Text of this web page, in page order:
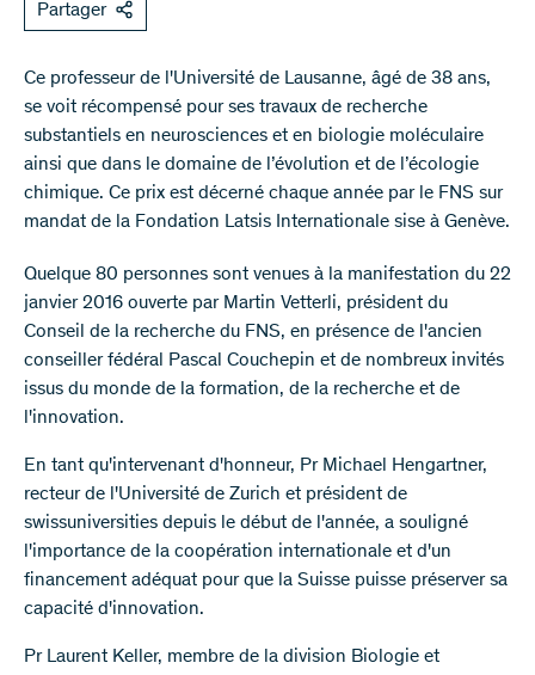
Partager
Ce professeur de l'Université de Lausanne, âgé de 38 ans,
se voit récompensé pour ses travaux de recherche
substantiels en neurosciences et en biologie moléculaire
ainsi que dans le domaine de l’évolution et de l’écologie
chimique. Ce prix est décerné chaque année par le FNS sur
mandat de la Fondation Latsis Internationale sise à Genève.
Quelque 80 personnes sont venues à la manifestation du 22
janvier 2016 ouverte par Martin Vetterli, président du
Conseil de la recherche du FNS, en présence de l'ancien
conseiller fédéral Pascal Couchepin et de nombreux invités
issus du monde de la formation, de la recherche et de
l'innovation.
En tant qu'intervenant d'honneur, Pr Michael Hengartner,
recteur de l'Université de Zurich et président de
swissuniversities depuis le début de l'année, a souligné
l'importance de la coopération internationale et d'un
financement adéquat pour que la Suisse puisse préserver sa
capacité d'innovation.
Pr Laurent Keller, membre de la division Biologie et